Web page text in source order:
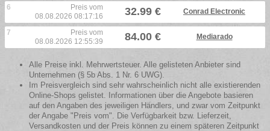
6
Preis vom
08.08.2026 08:17:16
32.99 € Conrad Electronic
7
Preis vom
08.08.2026 12:55:39
84.00 € Mediarado
Alle Preise inkl. Mehrwertsteuer. Alle gelisteten Anbieter sind
Unternehmen (§ 5b Abs. 1 Nr. 6 UWG).
Im Preisvergleich sind sehr wahrscheinlich nicht alle existierenden
Online-Shops gelistet. Informationen über die Angebote basieren
auf den Angaben des jeweiligen Händlers, und zwar vom Zeitpunkt
der Angabe "Preis vom". Die Verfügbarkeit bzw. Lieferzeit,
Versandkosten und der Preis können zu einem späteren Zeitpunkt